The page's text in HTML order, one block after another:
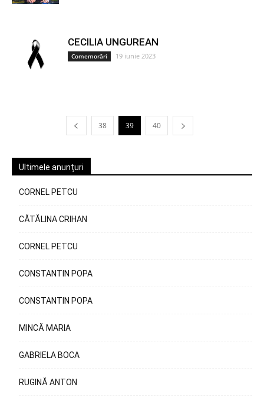
CECILIA UNGUREAN
Comemorări 19 iunie 2023
38 39 40
Ultimele anunțuri
CORNEL PETCU
CĂTĂLINA CRIHAN
CORNEL PETCU
CONSTANTIN POPA
CONSTANTIN POPA
MINCĂ MARIA
GABRIELA BOCA
RUGINĂ ANTON